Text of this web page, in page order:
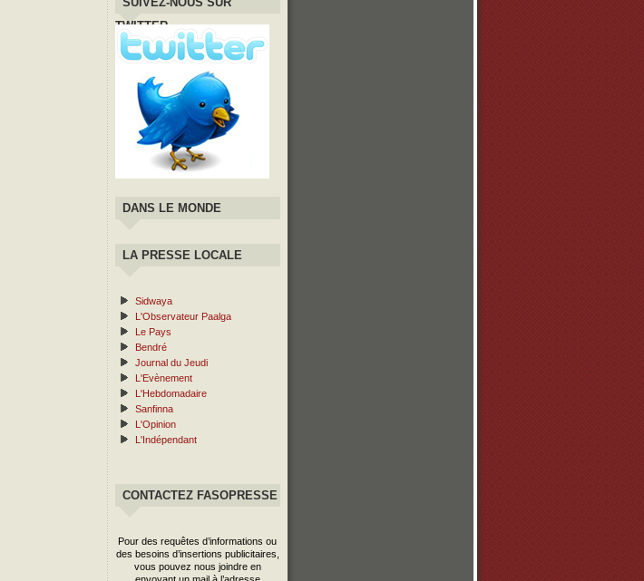
TWITTER
DANS LE MONDE
LA PRESSE LOCALE
Sidwaya
L'Observateur Paalga
Le Pays
Bendré
Journal du Jeudi
L'Evènement
L'Hebdomadaire
Sanfinna
L'Opinion
L'Indépendant
CONTACTEZ FASOPRESSE
Pour des requêtes d’informations ou
des besoins d’insertions publicitaires,
vous pouvez nous joindre en